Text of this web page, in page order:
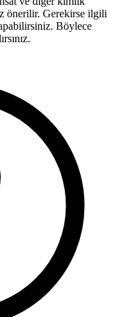
önerilir. Gerekirse ilgili
Böylece